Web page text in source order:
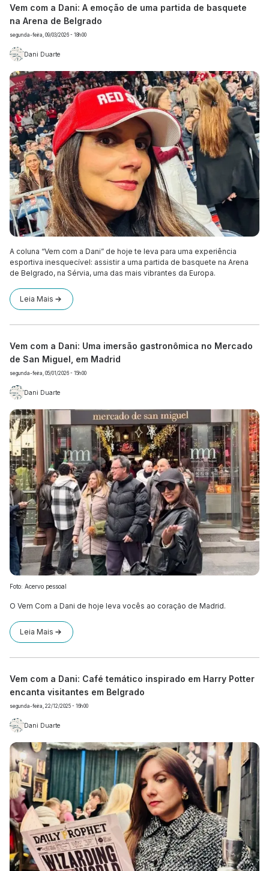
Vem com a Dani: A emoção de uma partida de basquete
na Arena de Belgrado
segunda-feira, 09/03/2026 - 18h00
Dani Duarte
A coluna “Vem com a Dani” de hoje te leva para uma experiência
esportiva inesquecível: assistir a uma partida de basquete na Arena
de Belgrado, na Sérvia, uma das mais vibrantes da Europa.
Leia Mais
Vem com a Dani: Uma imersão gastronômica no Mercado
de San Miguel, em Madrid
segunda-feira, 05/01/2026 - 15h00
Dani Duarte
Foto: Acervo pessoal
O Vem Com a Dani de hoje leva vocês ao coração de Madrid.
Leia Mais
Vem com a Dani: Café temático inspirado em Harry Potter
encanta visitantes em Belgrado
segunda-feira, 22/12/2025 - 16h00
Dani Duarte